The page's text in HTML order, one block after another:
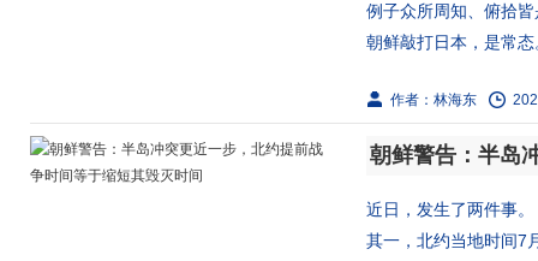
例子众所周知、俯拾
朝鲜敲打日本，是常
作者：林海东
近日，发生了两件事。
其一，北约当地时间7